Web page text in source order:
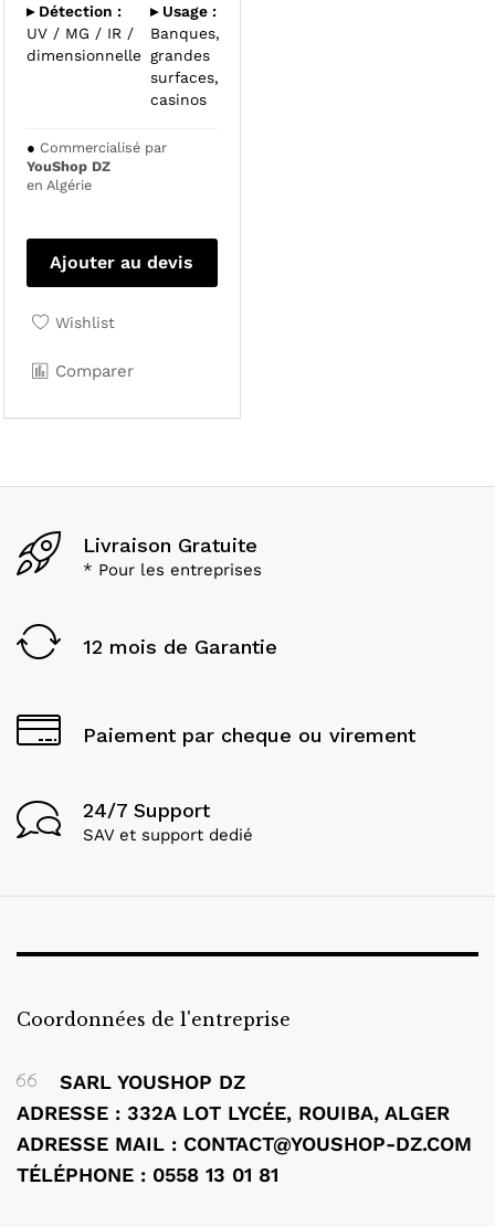
▸ Détection :
UV / MG / IR /
dimensionnelle
▸ Usage :
Banques,
grandes
surfaces,
casinos
● Commercialisé par
YouShop DZ
en Algérie
Ajouter au devis
Wishlist
Comparer
Livraison Gratuite
* Pour les entreprises
12 mois de Garantie
Paiement par cheque ou virement
24/7 Support
SAV et support dedié
Coordonnées de l'entreprise
SARL YOUSHOP DZ
ADRESSE : 332A LOT LYCÉE, ROUIBA, ALGER
ADRESSE MAIL : CONTACT@YOUSHOP-DZ.COM
TÉLÉPHONE : 0558 13 01 81